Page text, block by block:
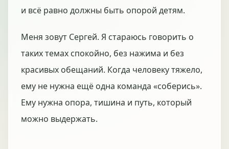
и всё равно должны быть опорой детям.
Меня зовут Сергей. Я стараюсь говорить о
таких темах спокойно, без нажима и без
красивых обещаний. Когда человеку тяжело,
ему не нужна ещё одна команда «соберись».
Ему нужна опора, тишина и путь, который
можно выдержать.